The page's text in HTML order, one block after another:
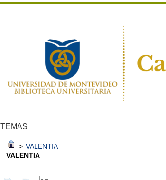
TEMAS
> VALENTIA
VALENTIA